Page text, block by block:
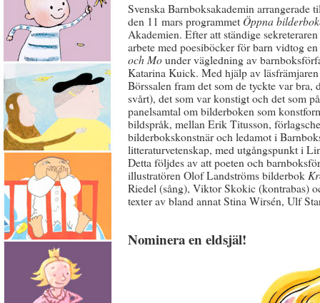
Svenska Barnboksakademin arrangerade
den 11 mars programmet Öppna
Akademien. Efter att ständige
arbete med poesiböcker för barn vidtog
och Mounder vägledning av
Katarina Kuick. Med hjälp av
Börssalen fram det som de tyckte var
svårt), det som var konstigt och det som
panelsamtal om bilderboken som
bildspråk, mellan Erik Titusson,
bilderbokskonstnär och ledamot i
litteraturvetenskap, med utgångspunkt i
Detta följdes av att poeten och
illustratören Olof Landströms bilderbok
Riedel (sång), Viktor Skokic (kontrabas)
texter av bland annat Stina Wirsén, Ulf
Nominera en eldsjäl!